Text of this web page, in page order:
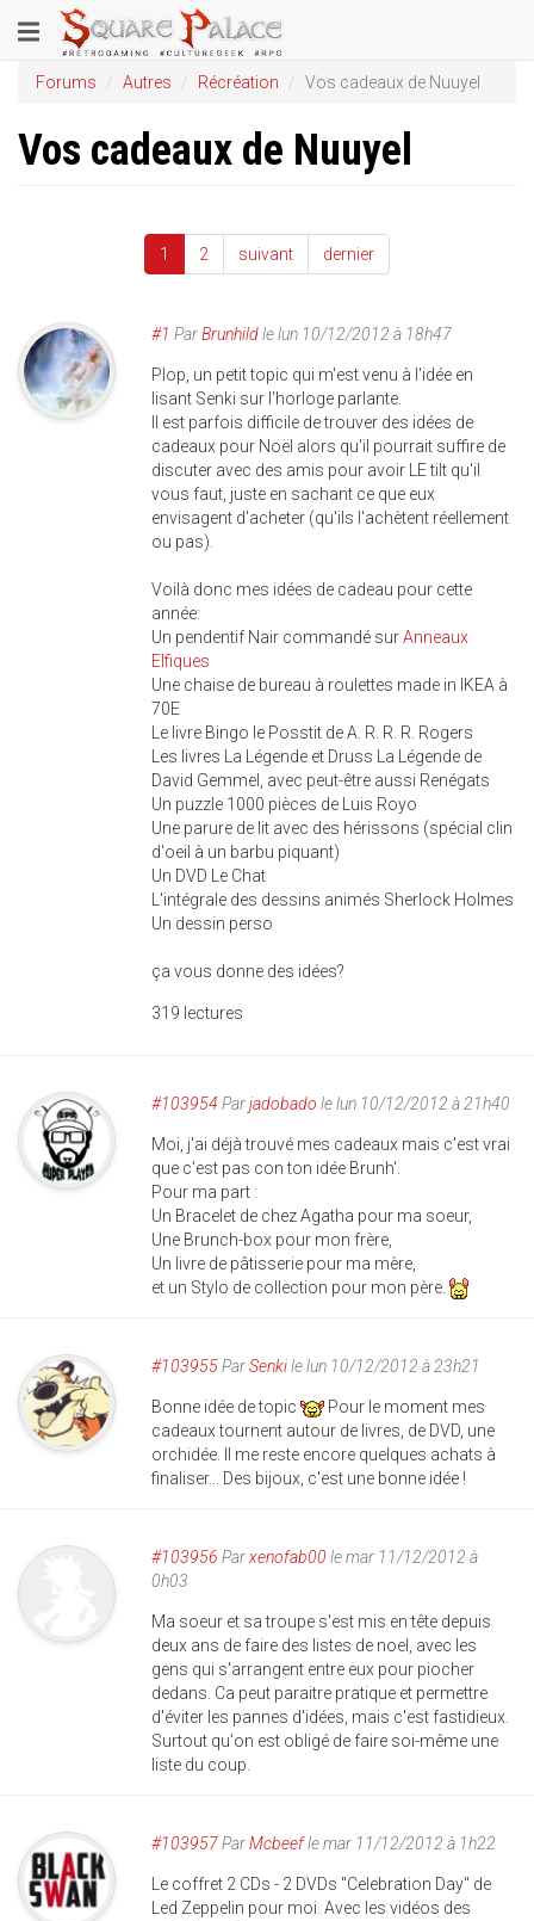
au
contenu
principal
Toggle
navigation
Forums Autres Récréation Vos cadeaux de Nuuyel
Vos cadeaux de Nuuyel
1 2 suivant dernier
#1 ParBrunhildlelun 10/12/2012 à 18h47
Plop, un petit topic qui m'est venu à l'idée en
lisant Senki sur l'horloge parlante.
Il est parfois difficile de trouver des idées de
cadeaux pour Noël alors qu'il pourrait suffire de
discuter avec des amis pour avoir LE tilt qu'il
vous faut, juste en sachant ce que eux
envisagent d'acheter (qu'ils l'achètent réellement
ou pas).
Voilà donc mes idées de cadeau pour cette
année:
Un pendentif Nair commandé surAnneaux
Elfiques
Une chaise de bureau à roulettes made in IKEA à
70E
Le livre Bingo le Posstit de A. R. R. R. Rogers
Les livres La Légende et Druss La Légende de
David Gemmel, avec peut-être aussi Renégats
Un puzzle 1000 pièces de Luis Royo
Une parure de lit avec des hérissons (spécial clin
d'oeil à un barbu piquant)
Un DVD Le Chat
L'intégrale des dessins animés Sherlock Holmes
Un dessin perso
ça vous donne des idées?
319 lectures
#103954 Parjadobado le lun 10/12/2012 à 21h40
Moi, j'ai déjà trouvé mes cadeaux mais c'est vrai
que c'est pas con ton idée Brunh'.
Pour ma part :
Un Bracelet de chez Agatha pour ma soeur,
Une Brunch-box pour mon frère,
Un livre de pâtisserie pour ma mère,
et un Stylo de collection pour mon père.
#103955ParSenkile lun 10/12/2012 à 23h21
Bonne idée de topic
Pour le moment mes
cadeaux tournent autour de livres, de DVD, une
orchidée. Il me reste encore quelques achats à
finaliser... Des bijoux, c'est une bonne idée !
#103956 Parxenofab00 le mar 11/12/2012 à
0h03
Ma soeur et sa troupe s'est mis en tête depuis
deux ans de faire des listes de noel, avec les
gens qui s'arrangent entre eux pour piocher
dedans. Ca peut paraitre pratique et permettre
d'éviter les pannes d'idées, mais c'est fastidieux.
Surtout qu'on est obligé de faire soi-même une
liste du coup.
#103957ParMcbeefle mar 11/12/2012 à 1h22
Le coffret 2 CDs - 2 DVDs "Celebration Day" de
Led Zeppelin pour moi. Avec les vidéos des